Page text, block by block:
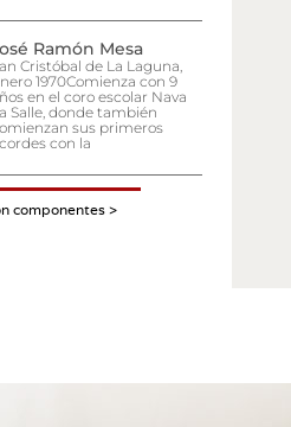
Ramón Mesa
Cristóbal de La Laguna,
1970Comienza con 9
en el coro escolar Nava
Salle, donde también
sus primeros
con la
componentes >